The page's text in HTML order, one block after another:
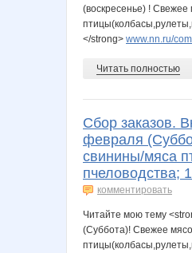
(воскресенье) !
</strong> www.nn.ru/
Читать полностью
Сбор заказов.
февраля
свинины/мяса
пчеловодства;
комментировать
Читайте мою тему
(Суббота)! Свежее